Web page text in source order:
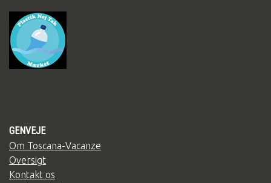
GENVEJE
Om Toscana-Vacanze
Oversigt
Kontakt os